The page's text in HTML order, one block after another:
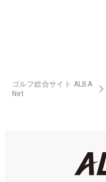
ゴルフ総合サイト ALBA
Net